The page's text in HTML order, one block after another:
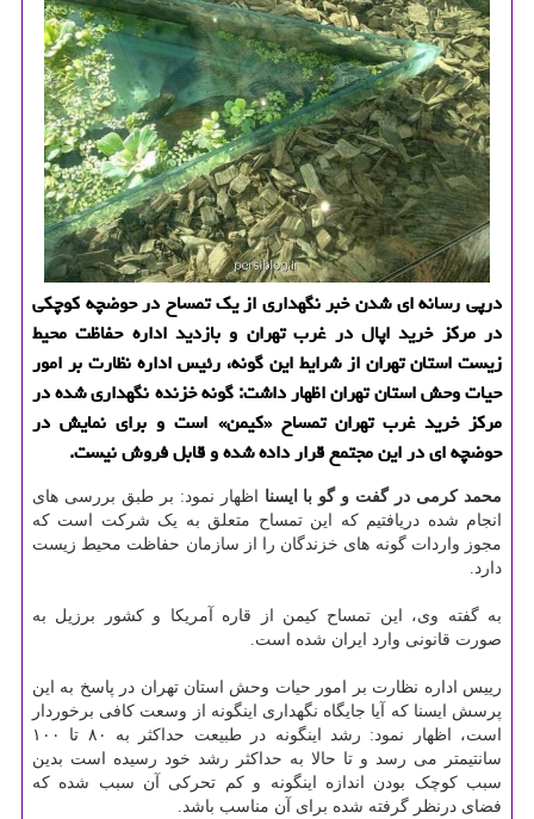
درپی رسانه ای شدن خبر نگهداری از یک تمساح در حوضچه کوچکی
در مرکز خرید اپال در غرب تهران و بازدید اداره حفاظت محیط
زیست استان تهران از شرایط این گونه، رئیس اداره نظارت بر امور
حیات وحش استان تهران اظهار داشت: گونه خزنده نگهداری شده در
مرکز خرید غرب تهران تمساح «کیمن» است و برای نمایش در
حوضچه ای در این مجتمع قرار داده شده و قابل فروش نیست.
محمد کرمی در گفت و گو با ایسنا اظهار نمود: بر طبق بررسی های
انجام شده دریافتیم که این تمساح متعلق به یک شرکت است که
مجوز واردات گونه های خزندگان را از سازمان حفاظت محیط زیست
دارد.
به گفته وی، این تمساح کیمن از قاره آمریکا و کشور برزیل به
صورت قانونی وارد ایران شده است.
رییس اداره نظارت بر امور حیات وحش استان تهران در پاسخ به این
پرسش ایسنا که آیا جایگاه نگهداری اینگونه از وسعت کافی برخوردار
است، اظهار نمود: رشد اینگونه در طبیعت حداکثر به ۸۰ تا ۱۰۰
سانتیمتر می رسد و تا حالا به حداکثر رشد خود رسیده است بدین
سبب کوچک بودن اندازه اینگونه و کم تحرکی آن سبب شده که
فضای درنظر گرفته شده برای آن مناسب باشد.